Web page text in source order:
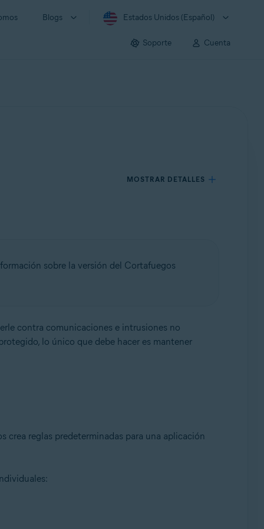
Blogs Estados Unidos (Español)
Soporte Cuenta
MOSTRAR DETALLES
32 o 64 bits
sobre la versión del Cortafuegos
contra comunicaciones e intrusiones no
lo único que debe hacer es mantener
crea reglas predeterminadas para una aplicación